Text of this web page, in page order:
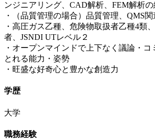
ンジニアリング、CAD解析、FEM解析の
・（品質管理の場合）品質管理、QMS
・高圧ガス乙種、危険物取扱者乙種4類
者、JSNDI UTレベル２
・オープンマインドで上下なく議論・
とれる能力・姿勢
・旺盛な好奇心と豊かな創造力
学歴
大学
職務経験